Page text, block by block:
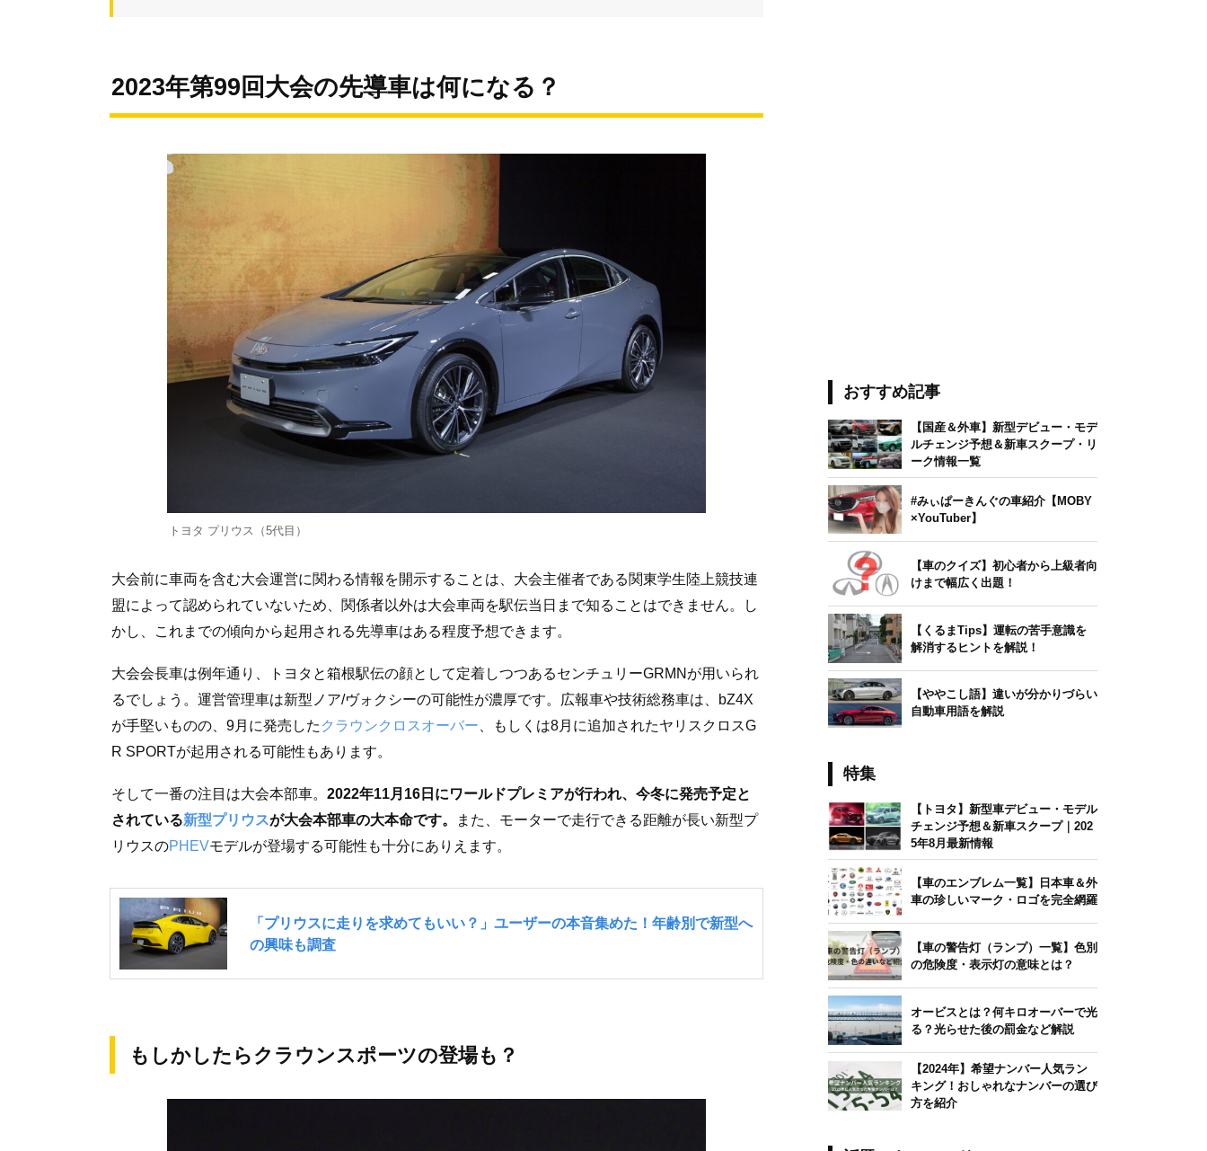
2023年第99回大会の先導車は何になる？
トヨタ プリウス（5代目）
大会前に車両を含む大会運営に関わる情報を開示することは、大会主催者である関東学生陸上競技連
盟によって認められていないため、関係者以外は大会車両を駅伝当日まで知ることはできません。し
かし、これまでの傾向から起用される先導車はある程度予想できます。
大会会長車は例年通り、トヨタと箱根駅伝の顔として定着しつつあるセンチュリーGRMNが用いられ
るでしょう。運営管理車は新型ノア/ヴォクシーの可能性が濃厚です。広報車や技術総務車は、bZ4X
が手堅いものの、9月に発売した クラウンクロスオーバー 、もしくは8月に追加されたヤリスクロスG
R SPORTが起用される可能性もあります。
そして一番の注目は大会本部車。 2022年11月16日にワールドプレミアが行われ、今冬に発売予定と
されている新型プリウスが大会本部車の大本命です。
また、モーターで走行できる距離が長い新型プ
リウスのPHEVモデルが登場する可能性も十分にありえます。
もしかしたらクラウンスポーツの登場も？
おすすめ記事
【国産＆外車】新型デビュー・モデ
ルチェンジ予想＆新車スクープ・リ
ーク情報一覧
#みぃぱーきんぐの車紹介【MOBY
×YouTuber】
【車のクイズ】初心者から上級者向
けまで幅広く出題！
【くるまTips】運転の苦手意識を
解消するヒントを解説！
【ややこし語】違いが分かりづらい
自動車用語を解説
特集
【トヨタ】新型車デビュー・モデル
チェンジ予想＆新車スクープ｜202
5年8月最新情報
【車のエンブレム一覧】日本車＆外
車の珍しいマーク・ロゴを完全網羅
【車の警告灯（ランプ）一覧】色別
の危険度・表示灯の意味とは？
オービスとは？何キロオーバーで光
る？光らせた後の罰金など解説
【2024年】希望ナンバー人気ラン
キング！おしゃれなナンバーの選び
方を紹介